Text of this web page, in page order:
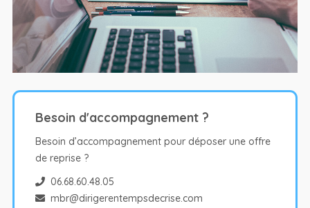
Besoin d'accompagnement ?
Besoin d’accompagnement pour déposer une offre
de reprise ?
06.68.60.48.05
mbr@dirigerentempsdecrise.com